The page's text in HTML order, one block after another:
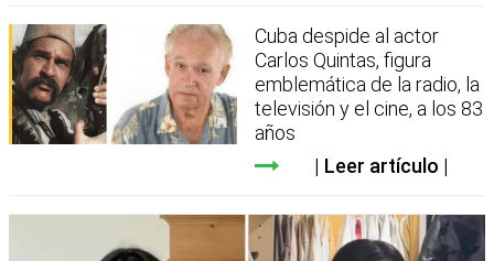
Cuba despide al actor
Carlos Quintas, figura
emblemática de la radio, la
televisión y el cine, a los 83
años
Leer artículo